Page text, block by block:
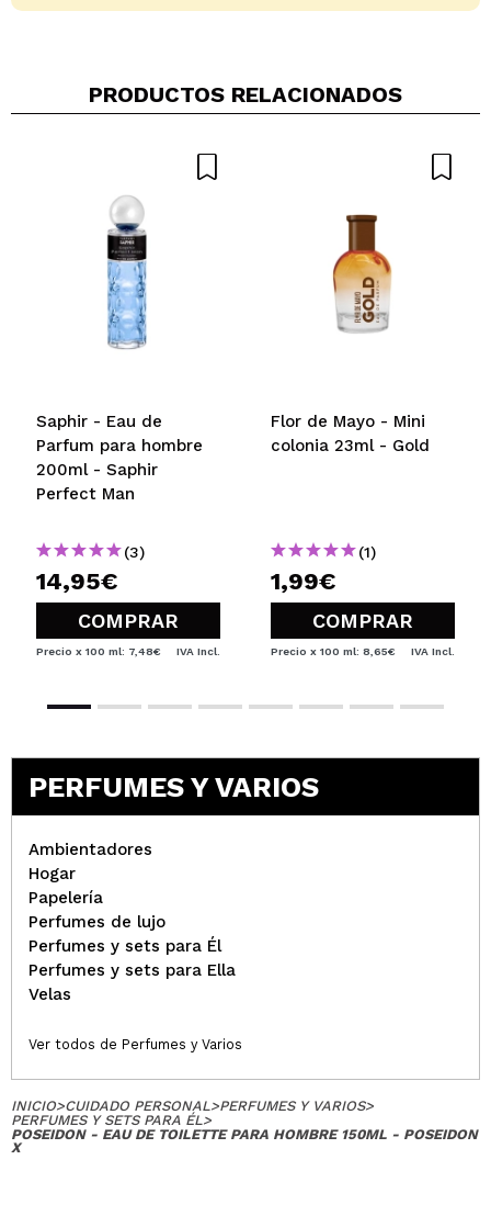
Tu vídeo podría ser el primero. Imagínatelo...
¿Recomendarías su compra? Si No
PRODUCTOS RELACIONADOS
Saphir - Eau de
Parfum para hombre
200ml - Saphir
Perfect Man
(3)
14,95€
COMPRAR
Precio x 100 ml: 7,48€ IVA Incl.
Flor de Mayo - Mini
colonia 23ml - Gold
(1)
1,99€
COMPRAR
Precio x 100 ml: 8,65€ IVA Incl.
PERFUMES Y VARIOS
Ambientadores
Hogar
Papelería
Perfumes de lujo
Perfumes y sets para Él
Perfumes y sets para Ella
Velas
Ver todos de Perfumes y Varios
INICIO>CUIDADO PERSONAL>PERFUMES Y VARIOS>
PERFUMES Y SETS PARA ÉL>
POSEIDON - EAU DE TOILETTE PARA HOMBRE 150ML - POSEIDON
X